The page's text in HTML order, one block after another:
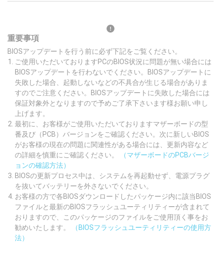
重要事項
BIOSアップデートを行う前に必ず下記をご覧ください。
ご使用いただいておりますPCのBIOS状況に問題が無い場合には
BIOSアップデートを行わないでください。BIOSアップデートに
失敗した場合、起動しないなどの不具合が生じる場合がありま
すのでご注意ください。BIOSアップデートに失敗した場合には
保証対象外となりますので予めご了承下さいます様お願い申し
上げます。
最初に、お客様がご使用いただいておりますマザーボードの型
番及び（PCB）バージョンをご確認ください。次に新しいBIOS
がお客様の現在の問題に関連性がある場合には、更新内容など
の詳細を慎重にご確認ください。
（マザーボードのPCBバージ
ョンの確認方法）
BIOSの更新プロセス中は、システムを再起動せず、電源プラグ
を抜いてバッテリーを外さないでください。
お客様の方で各BIOSダウンロードしたパッケージ内に該当BIOS
ファイルと最新のBIOSフラッシュユーティリティーが含まれて
おりますので、このパッケージのファイルをご使用頂く事をお
勧めいたします。
（BIOSフラッシュユーティリティーの使用方
法）